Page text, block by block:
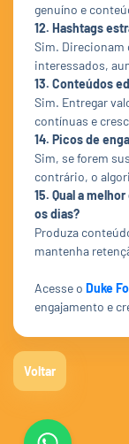
genuíno e
12. Hashtags
Sim. Direcionam
interessados,
13. Conteúdos
Sim. Entregar
contínuas e
14. Picos de
Sim, se forem
contrário, o
15. Qual a
os dias?
Produza
mantenha
Acesse o Duke
engajamento e
Voltar